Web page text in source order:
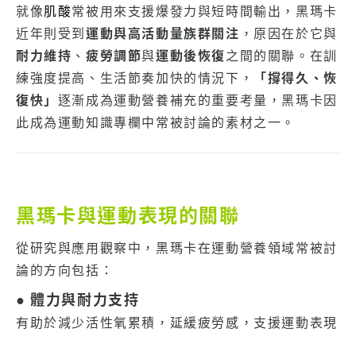
就像肌酸常被用來支援爆發力與短時間輸出，黑瑪卡
近年則受到運動與高活動量族群關注 ，原因在於它與
耐力維持 、疲勞調節與運動後恢復之間的關聯。在訓
練強度提高、生活節奏加快的情況下，
「撐得久、恢
復快」 逐漸成為運動營養補充的重要考量，黑瑪卡因
此成為運動知識專欄中常被討論的素材之一。
黑瑪卡與運動表現的關聯
從研究與應用觀察中，黑瑪卡在運動營養領域常被討
論的方向包括：
● 體力與耐力支持
有助於減少活性氧累積，延緩疲勞感，支援運動表現